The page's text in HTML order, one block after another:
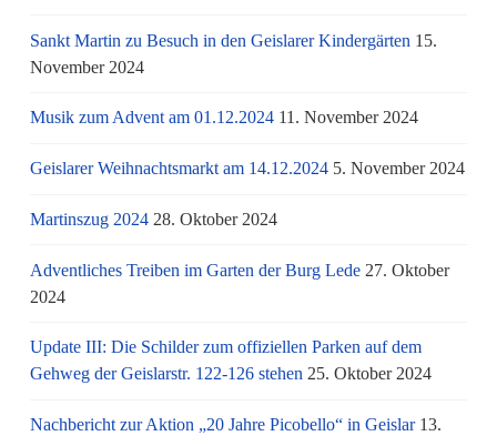
Sankt Martin zu Besuch in den Geislarer Kindergärten 15.
November 2024
Musik zum Advent am 01.12.2024 11. November 2024
Geislarer Weihnachtsmarkt am 14.12.2024 5. November 2024
Martinszug 2024 28. Oktober 2024
Adventliches Treiben im Garten der Burg Lede 27. Oktober
2024
Update III: Die Schilder zum offiziellen Parken auf dem
Gehweg der Geislarstr. 122-126 stehen 25. Oktober 2024
Nachbericht zur Aktion „20 Jahre Picobello“ in Geislar 13.